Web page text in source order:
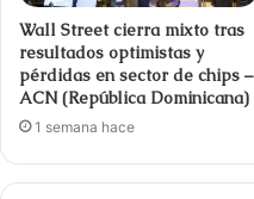
Wall Street cierra mixto tras
resultados optimistas y
pérdidas en sector de chips –
ACN (República Dominicana)
1 semana hace